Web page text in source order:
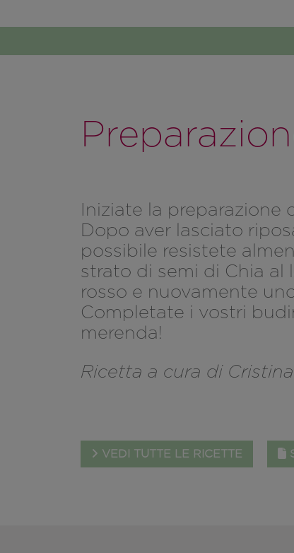
Iniziate la
Dopo aver lasciato
possibile resistete
strato di semi di Chia
rosso e nuovamente
Completate i vostri
merenda!
Ricetta a cura di
VEDI TUTTE LE RICETTE